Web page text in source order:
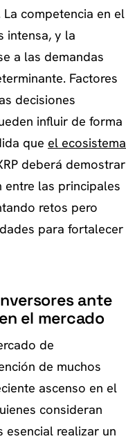
competencia en el
intensa, y la
a las demandas
Factores
decisiones
influir de forma
que el ecosistema
deberá demostrar
entre las principales
retos pero
para fortalecer
ante
el mercado
de
de muchos
ascenso en el
consideran
esencial realizar un